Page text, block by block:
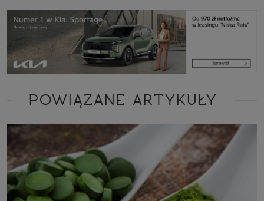
POWIĄZANE ARTYKUŁY